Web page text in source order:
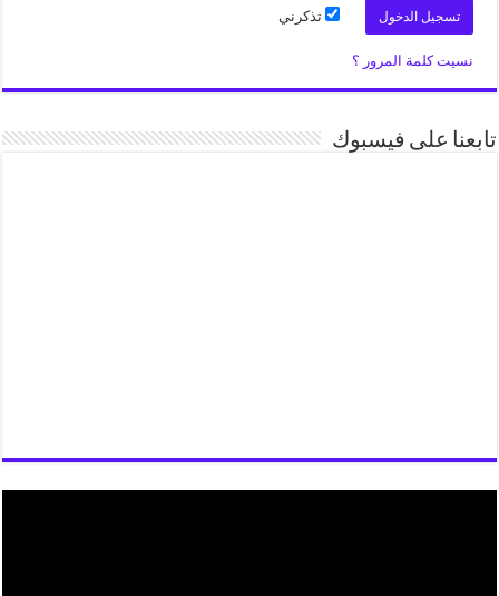
تذكرني
نسيت كلمة المرور ؟
تابعنا على فيسبوك